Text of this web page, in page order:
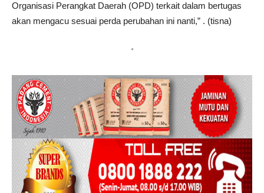
Organisasi Perangkat Daerah (OPD) terkait dalam bertugas
akan mengacu sesuai perda perubahan ini nanti,” . (tisna)
*